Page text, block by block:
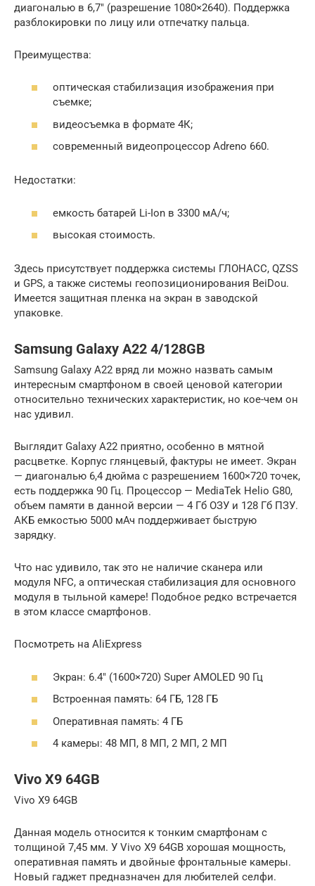
диагональю в 6,7″ (разрешение 1080×2640). Поддержка
разблокировки по лицу или отпечатку пальца.
Преимущества:
оптическая стабилизация изображения при
съемке;
видеосъемка в формате 4К;
современный видеопроцессор Adreno 660.
Недостатки:
емкость батарей Li-Ion в 3300 мА/ч;
высокая стоимость.
Здесь присутствует поддержка системы ГЛОНАСС, QZSS
и GPS, а также системы геопозиционирования BeiDou.
Имеется защитная пленка на экран в заводской
упаковке.
Samsung Galaxy A22 4/128GB
Samsung Galaxy A22 вряд ли можно назвать самым
интересным смартфоном в своей ценовой категории
относительно технических характеристик, но кое-чем он
нас удивил.
Выглядит Galaxy A22 приятно, особенно в мятной
расцветке. Корпус глянцевый, фактуры не имеет. Экран
— диагональю 6,4 дюйма с разрешением 1600×720 точек,
есть поддержка 90 Гц. Процессор — MediaTek Helio G80,
объем памяти в данной версии — 4 Гб ОЗУ и 128 Гб ПЗУ.
АКБ емкостью 5000 мАч поддерживает быструю
зарядку.
Что нас удивило, так это не наличие сканера или
модуля NFC, а оптическая стабилизация для основного
модуля в тыльной камере! Подобное редко встречается
в этом классе смартфонов.
Посмотреть на AliExpress
Экран: 6.4″ (1600×720) Super AMOLED 90 Гц
Встроенная память: 64 ГБ, 128 ГБ
Оперативная память: 4 ГБ
4 камеры: 48 МП, 8 МП, 2 МП, 2 МП
Vivo X9 64GB
Vivo X9 64GB
Данная модель относится к тонким смартфонам с
толщиной 7,45 мм. У Vivo X9 64GB хорошая мощность,
оперативная память и двойные фронтальные камеры.
Новый гаджет предназначен для любителей селфи.